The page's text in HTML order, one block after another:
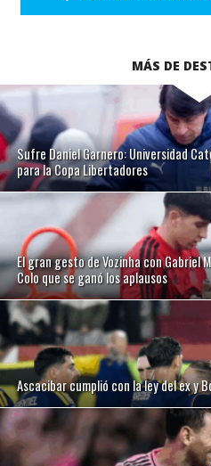
MÁS DE
Sufre Daniel Garnero: Universidad
para la Copa Libertadores
El gran gesto de Vozinha con Gabriel
Colo que se ganó los aplausos
Ascacibar cumplió con la ley del ex y